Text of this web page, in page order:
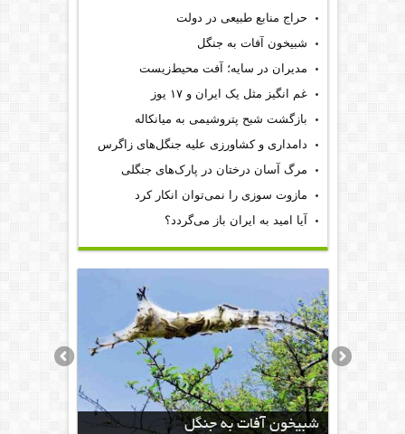
حراج منابع طبیعی در دولت
شبیخون آفات به جنگل
مدیران در سایه؛ آفت محیط‌‌زیست
غم انگیز مثل یک ایران و ۱۷ یوز
بازگشت شبح پتروشیمی به میانکاله
دامداری و کشاورزی علیه جنگل‌های زاگرس
مرگ آسان درختان در پارک‌های جنگلی
مازوت سوزی را نمی‌توان انکار کرد
آیا امید به ایران باز می‌گردد؟
شبیخون آفات به جنگل